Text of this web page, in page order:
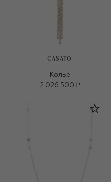
CASATO
Колье
2 026 500 ₽